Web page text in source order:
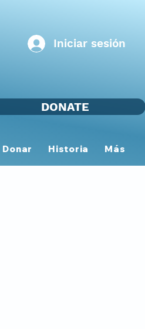
Iniciar sesión
Donar Historia Más
DONATE